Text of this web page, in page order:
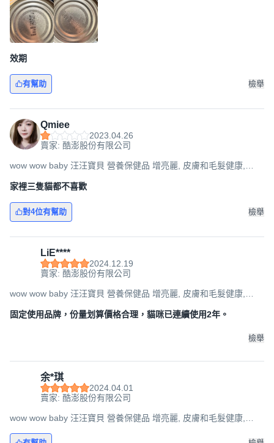
效期
有幫助 檢舉
Qmiee
2023.04.26
賣家: 酷澎股份有限公司
wow wow baby 汪汪寶貝 營養保健品 增亮麗, 皮膚和毛髮健康,
家裡三隻貓都不喜歡
對4位有幫助 檢舉
LiE****
2024.12.19
賣家: 酷澎股份有限公司
wow wow baby 汪汪寶貝 營養保健品 增亮麗, 皮膚和毛髮健康,
固定使用品牌，份量划算價格合理，貓咪已連續使用2年。
檢舉
余*琪
2024.04.01
賣家: 酷澎股份有限公司
wow wow baby 汪汪寶貝 營養保健品 增亮麗, 皮膚和毛髮健康,